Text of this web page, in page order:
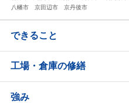
八幡市
京田辺市 京丹後市
できること
工場・倉庫の修繕
強み